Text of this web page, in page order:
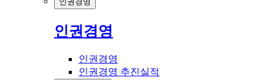
인권경영
인권경영
인권경영 추진실적